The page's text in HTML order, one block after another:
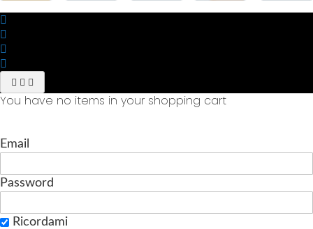
You have no items in your shopping cart
Email
Password
Ricordami